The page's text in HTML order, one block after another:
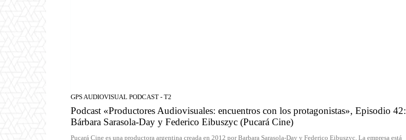
GPS AUDIOVISUAL PODCAST - T2
Podcast «Productores Audiovisuales: encuentros con los protagonistas», Episodio 42:
Bárbara Sarasola-Day y Federico Eibuszyc (Pucará Cine)
Pucará Cine es una productora argentina creada en 2012 por Barbara Sarasola-Day y Federico Eibuszyc. La empresa está